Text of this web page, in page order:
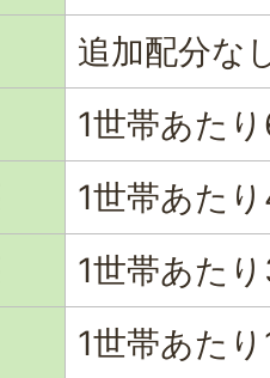
追加配分な
1世帯あた
1世帯あた
1世帯あた
1世帯あた